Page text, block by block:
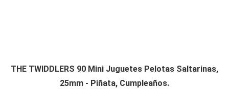
THE TWIDDLERS 90 Mini Juguetes Pelotas Saltarinas,
25mm - Piñata, Cumpleaños.